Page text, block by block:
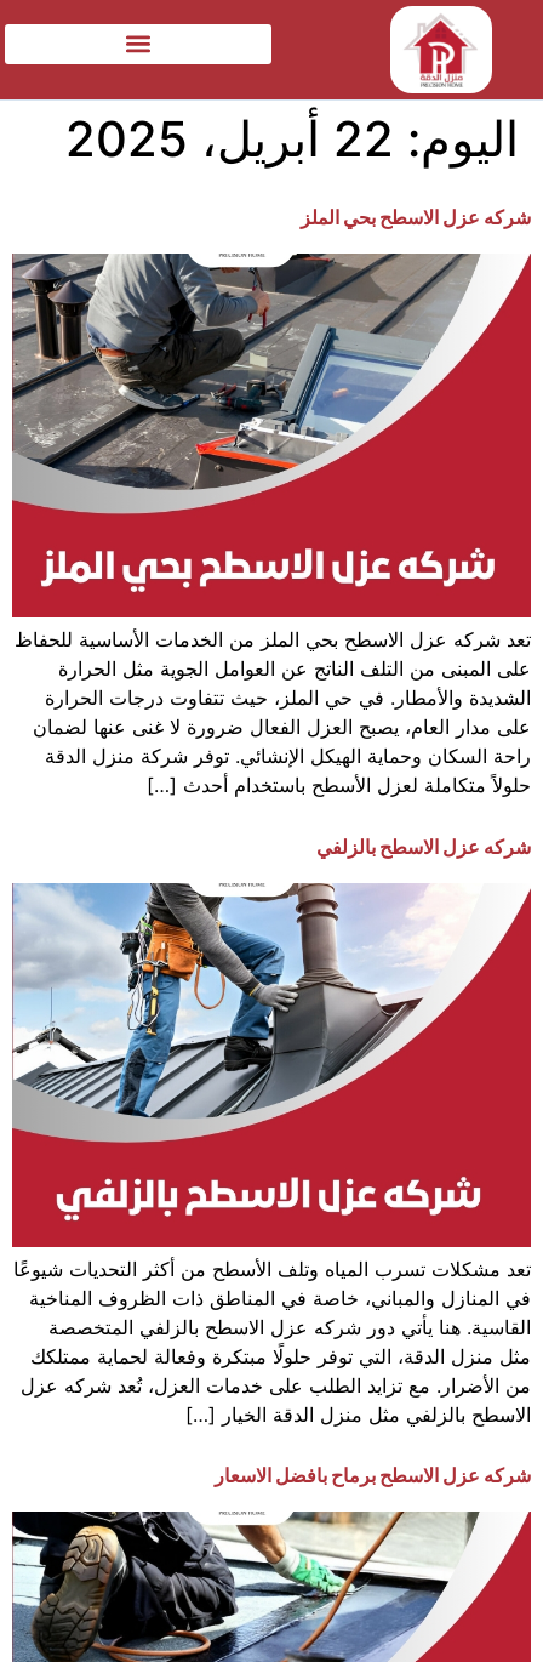
اليوم: 22 أبريل، 2025
شركه عزل الاسطح بحي الملز
تعد شركه عزل الاسطح بحي الملز من الخدمات الأساسية للحفاظ
على المبنى من التلف الناتج عن العوامل الجوية مثل الحرارة
الشديدة والأمطار. في حي الملز، حيث تتفاوت درجات الحرارة
على مدار العام، يصبح العزل الفعال ضرورة لا غنى عنها لضمان
راحة السكان وحماية الهيكل الإنشائي. توفر شركة منزل الدقة
حلولاً متكاملة لعزل الأسطح باستخدام أحدث […]
شركه عزل الاسطح بالزلفي
تعد مشكلات تسرب المياه وتلف الأسطح من أكثر التحديات شيوعًا
في المنازل والمباني، خاصة في المناطق ذات الظروف المناخية
القاسية. هنا يأتي دور شركه عزل الاسطح بالزلفي المتخصصة
مثل منزل الدقة، التي توفر حلولًا مبتكرة وفعالة لحماية ممتلكك
من الأضرار. مع تزايد الطلب على خدمات العزل، تُعد شركه عزل
الاسطح بالزلفي مثل منزل الدقة الخيار […]
شركه عزل الاسطح برماح بافضل الاسعار